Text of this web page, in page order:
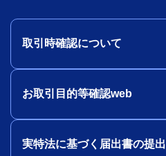
取引時確認について
お取引目的等確認web
実特法に基づく届出書の提出